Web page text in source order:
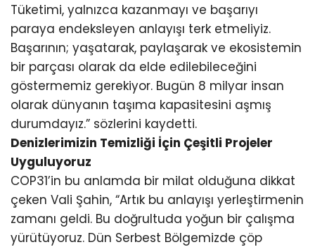
Tüketimi, yalnızca kazanmayı ve başarıyı
paraya endeksleyen anlayışı terk etmeliyiz.
Başarının; yaşatarak, paylaşarak ve ekosistemin
bir parçası olarak da elde edilebileceğini
göstermemiz gerekiyor. Bugün 8 milyar insan
olarak dünyanın taşıma kapasitesini aşmış
durumdayız.” sözlerini kaydetti.
Denizlerimizin Temizliği İçin Çeşitli Projeler
Uyguluyoruz
COP31’in bu anlamda bir milat olduğuna dikkat
çeken Vali Şahin, “Artık bu anlayışı yerleştirmenin
zamanı geldi. Bu doğrultuda yoğun bir çalışma
yürütüyoruz. Dün Serbest Bölgemizde çöp